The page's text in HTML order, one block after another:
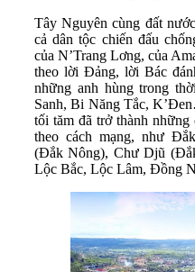
Tây Nguyên cùng đất
cả dân tộc chiến đấu
của N’Trang Lơng, của
theo lời Đảng, lời Bác
những anh hùng trong
Sanh, Bi Năng Tắc,
tối tăm đã trở thành
theo cách mạng, như
(Đắk Nông), Chư Djũ
Lộc Bắc, Lộc Lâm, Đồng